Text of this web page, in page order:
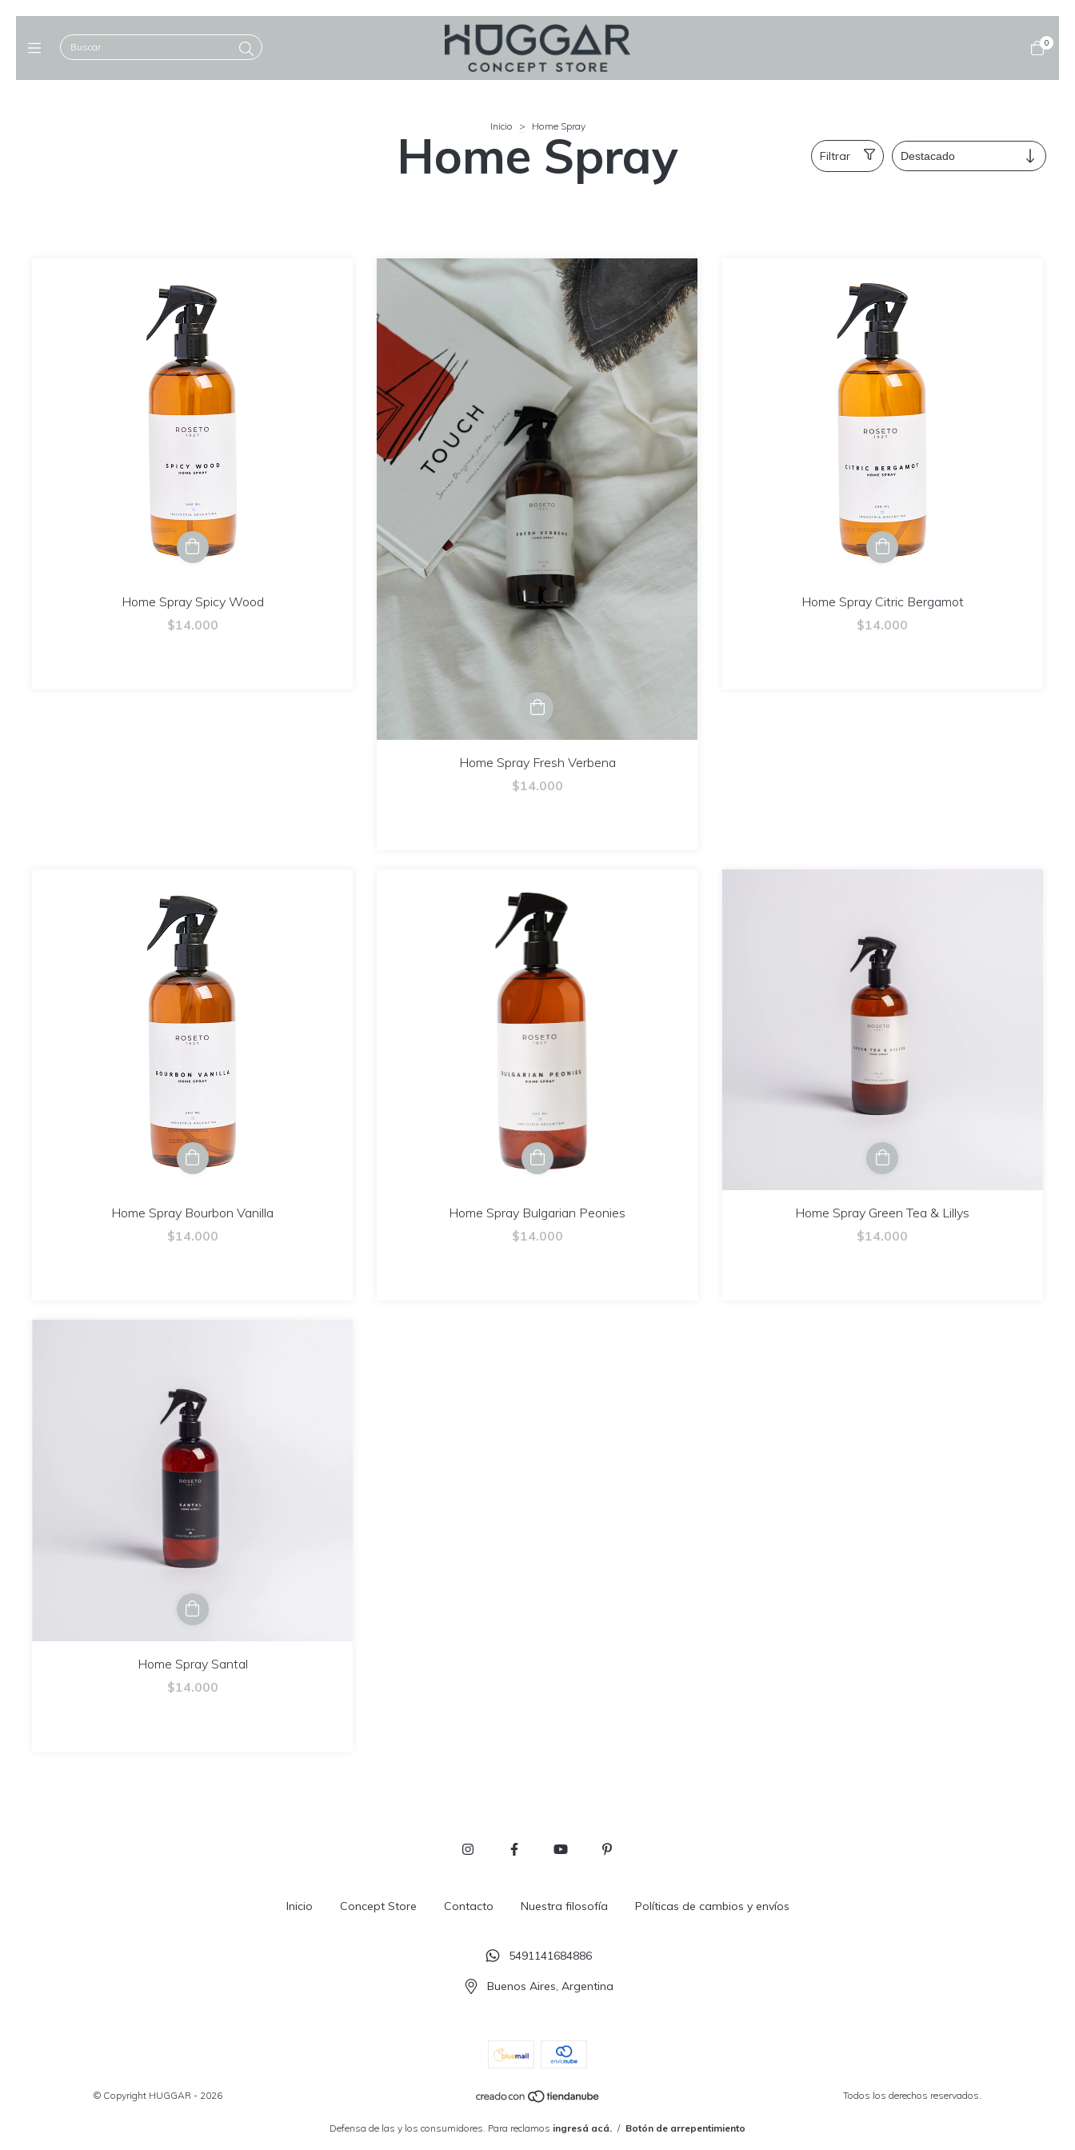
0
Inicio > Home Spray
Home Spray Filtrar
Home Spray Spicy Wood
$14.000
Home Spray Fresh Verbena
$14.000
Home Spray Citric Bergamot
$14.000
Home Spray Bourbon Vanilla
$14.000
Home Spray Bulgarian Peonies
$14.000
Home Spray Green Tea & Lillys
$14.000
Home Spray Santal
$14.000
Inicio Concept Store Contacto Nuestra filosofía Políticas de cambios y envíos
5491141684886
Buenos Aires, Argentina
© Copyright HUGGAR - 2026 Todos los derechos reservados.
Defensa de las y los consumidores. Para reclamos ingresá acá. / Botón de arrepentimiento